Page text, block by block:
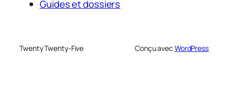
Guides et dossiers
Twenty Twenty-Five Conçu avec WordPress